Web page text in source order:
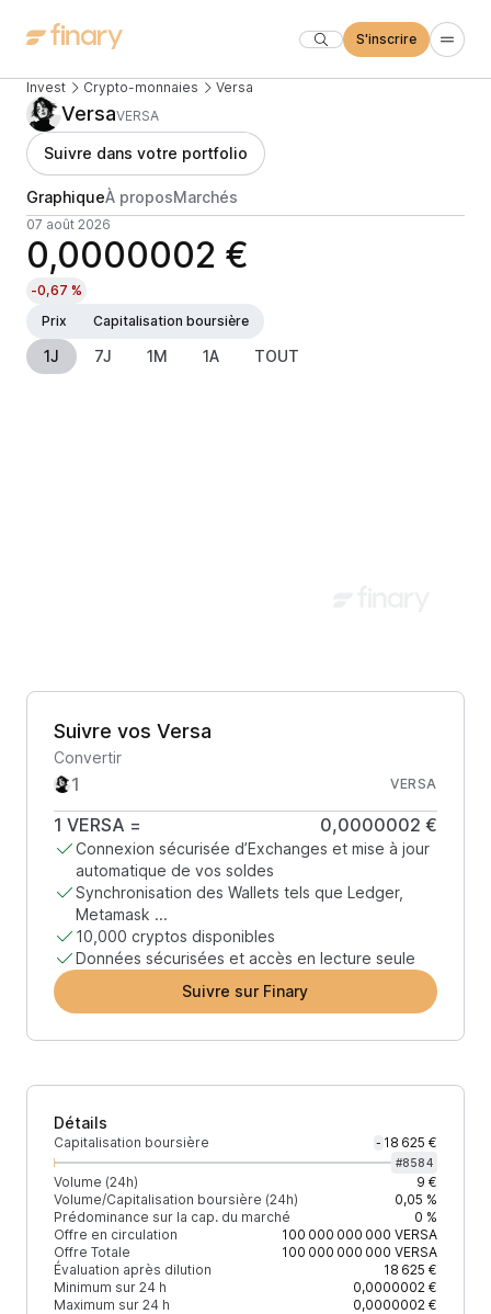
S'inscrire
Invest Crypto-monnaies Versa
VersaVERSA
Suivre dans votre portfolio
GraphiqueÀ proposMarchés
07 août 2026
0,0000002 €
-0,67 %
Prix
Capitalisation boursière
1J 7J 1M 1A TOUT
Suivre vos Versa
Convertir
VERSA
1 VERSA = 0,0000002 €
Connexion sécurisée d’Exchanges et mise à jour
automatique de vos soldes
Synchronisation des Wallets tels que Ledger,
Metamask ...
10,000 cryptos disponibles
Données sécurisées et accès en lecture seule
Suivre sur Finary
Détails
Capitalisation boursière - 18 625 €
#8584
Volume (24h)
9 €
Volume/Capitalisation boursière (24h)
0,05 %
Prédominance sur la cap. du marché
0 %
Offre en circulation
100 000 000 000 VERSA
Offre Totale
100 000 000 000 VERSA
Évaluation après dilution
18 625 €
Minimum sur 24 h
0,0000002 €
Maximum sur 24 h
0,0000002 €